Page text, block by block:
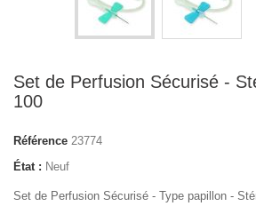
Set de Perfusion Sécurisé -
100
Référence 23774
État : Neuf
Set de Perfusion Sécurisé - Type papillon - S